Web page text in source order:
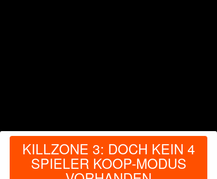
KILLZONE 3: DOCH KEIN 4
SPIELER KOOP-MODUS